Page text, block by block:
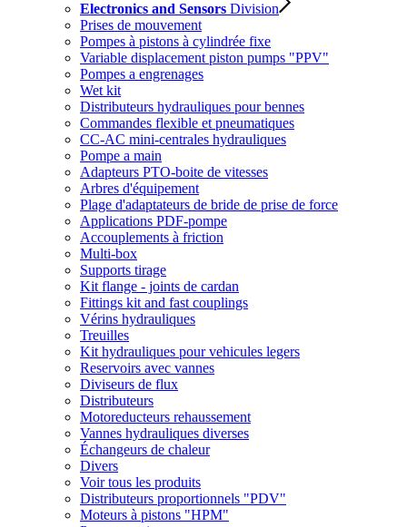
Electronics and Sensors Division
Prises de mouvement
Pompes à pistons à cylindrée fixe
Variable displacement piston pumps "PPV"
Pompes a engrenages
Wet kit
Distributeurs hydrauliques pour bennes
Commandes flexible et pneumatiques
CC-AC mini-centrales hydrauliques
Pompe a main
Adapteurs PTO-boite de vitesses
Arbres d'équipement
Plage d'adaptateurs de bride de prise de force
Applications PDF-pompe
Accouplements à friction
Multi-box
Supports tirage
Kit flange - joints de cardan
Fittings kit and fast couplings
Vérins hydrauliques
Treuilles
Kit hydrauliques pour vehicules legers
Reservoirs avec vannes
Diviseurs de flux
Distributeurs
Motoreducteurs rehaussement
Vannes hydrauliques diverses
Échangeurs de chaleur
Divers
Voir tous les produits
Distributeurs proportionnels "PDV"
Moteurs à pistons "HPM"